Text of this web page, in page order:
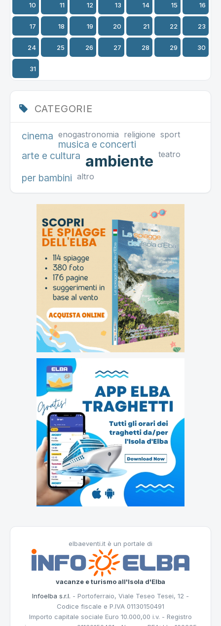
10 11 12 13 14 15 16
17 18 19 20 21 22 23
24 25 26 27 28 29 30
31
CATEGORIE
cinema enogastronomia religione sport
musica e concerti
arte e cultura ambiente teatro
per bambini altro
elbaeventi.it è un portale di
vacanze e turismo all'Isola d'Elba
Infoelba s.r.l. - Portoferraio, Viale Teseo Tesei, 12 -
Codice fiscale e P.IVA 01130150491
Importo capitale sociale Euro 10.000,00 i.v. - Registro